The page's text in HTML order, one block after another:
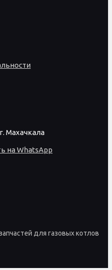
Махачкала
на WhatsApp
для газовых котлов